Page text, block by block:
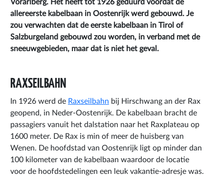
Vorarlberg. Het heeft tot 1926 geduurd voordat de
allereerste kabelbaan in Oostenrijk werd gebouwd. Je
zou verwachten dat de eerste kabelbaan in Tirol of
Salzburgeland gebouwd zou worden, in verband met de
sneeuwgebieden, maar dat is niet het geval.
RAXSEILBAHN
In 1926 werd de Raxseilbahn bij Hirschwang an der Rax
geopend, in Neder-Oostenrijk. De kabelbaan bracht de
passagiers vanuit het dalstation naar het Raxplateau op
1600 meter. De Rax is min of meer de huisberg van
Wenen. De hoofdstad van Oostenrijk ligt op minder dan
100 kilometer van de kabelbaan waardoor de locatie
voor de hoofdstedelingen een leuk vakantie-adresje was.